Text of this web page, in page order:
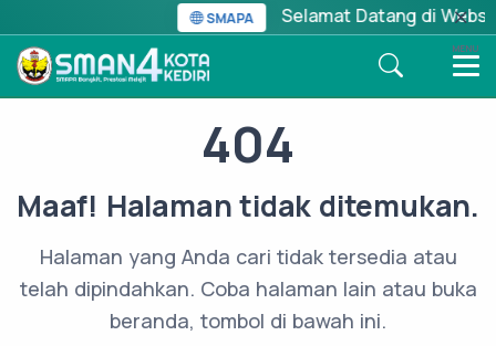
SMAPA Selamat Datang di
MENU
404
Maaf! Halaman tidak ditemukan.
Halaman yang Anda cari tidak tersedia atau
telah dipindahkan. Coba halaman lain atau buka
beranda, tombol di bawah ini.